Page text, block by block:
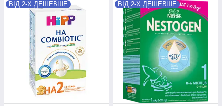
ВІД 2-Х ДЕШЕВШЕ ВІД 2-Х ДЕШЕВШЕ